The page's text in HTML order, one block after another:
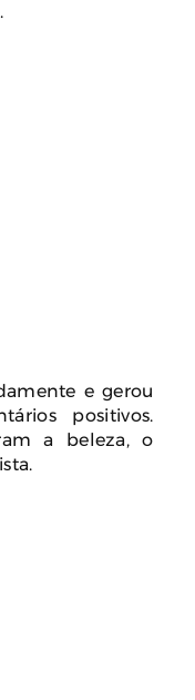
e gerou
positivos.
a beleza, o